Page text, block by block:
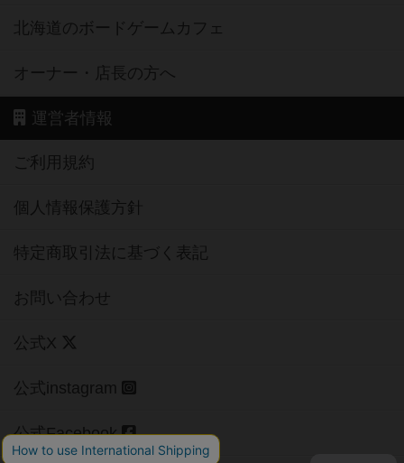
北海道のボードゲームカフェ
オーナー・店長の方へ
運営者情報
ご利用規約
個人情報保護方針
特定商取引法に基づく表記
お問い合わせ
公式X
公式instagram
公式Facebook